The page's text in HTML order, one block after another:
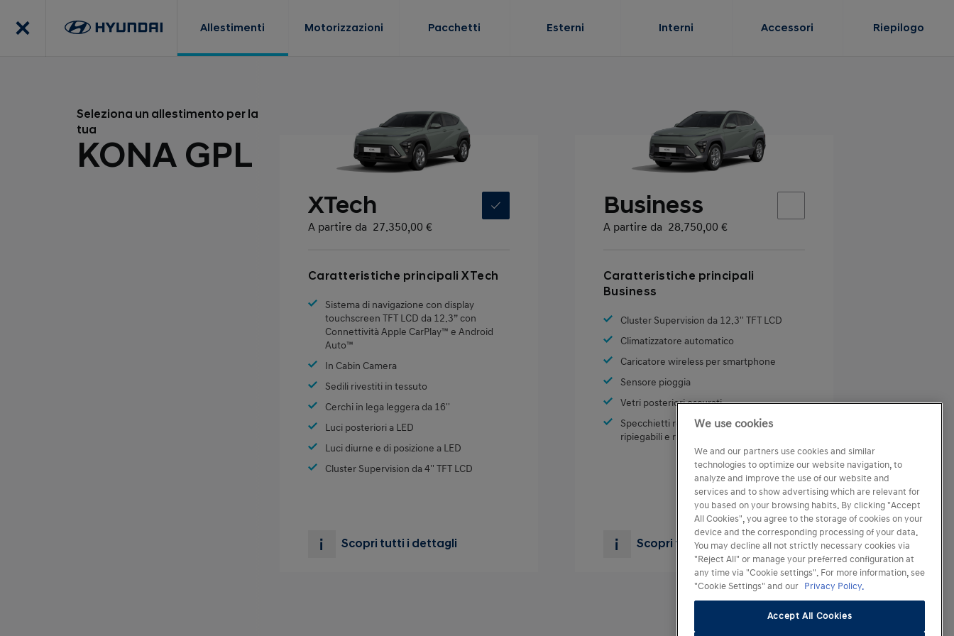
Allestimenti Motorizzazioni Pacchetti Esterni Interni Accessori Riepilogo
Seleziona un allestimento per la
tua
KONA GPL
XTech
A partire da 27.350,00 €
Caratteristiche principali XTech
Sistema di navigazione con display
touchscreen TFT LCD da 12.3” con
Connettività Apple CarPlay™ e Android
Auto™
In Cabin Camera
Sedili rivestiti in tessuto
Cerchi in lega leggera da 16''
Luci posteriori a LED
Luci diurne e di posizione a LED
Cluster Supervision da 4'' TFT LCD
Scopri tutti i dettagli
Business
A partire da 28.750,00 €
Caratteristiche principali
Business
Cluster Supervision da 12.3'' TFT LCD
Climatizzatore automatico
Caricatore wireless per smartphone
Sensore pioggia
Vetri posteriori oscurati
Specchietti retrovisori regolabili,
ripiegabili e riscaldabili elettricamente
Scopri tutti i dettagli
We use cookies
We and our partners use cookies and similar
technologies to optimize our website navigation, to
analyze and improve the use of our website and
services and to show advertising which are relevant for
you based on your browsing habits. By clicking "Accept
All Cookies", you agree to the storage of cookies on your
device and the corresponding processing of your data.
You may decline all not strictly necessary cookies via
"Reject All" or manage your preferred configuration at
any time via "Cookie settings". For more information, see
"Cookie Settings" and our Privacy Policy.
Accept All Cookies